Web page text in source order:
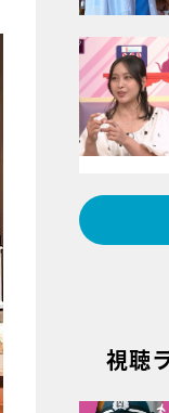
視聴